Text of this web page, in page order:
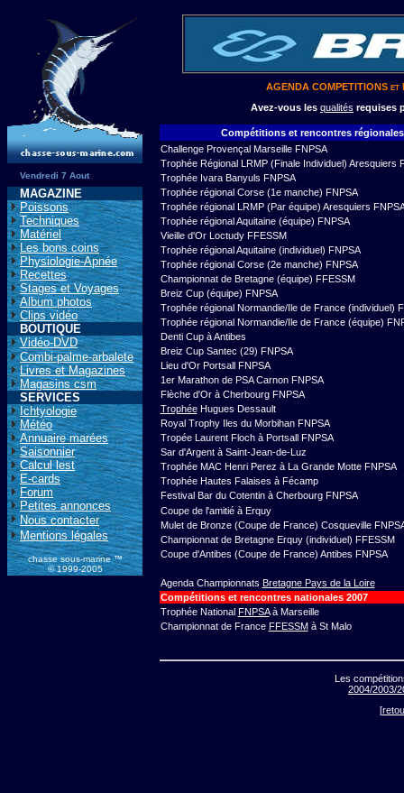
Vendredi 7 Aout
MAGAZINE
Poissons
Techniques
Matériel
Les bons coins
Physiologie-Apnée
Recettes
Stages et Voyages
Album photos
Clips vidéo
BOUTIQUE
Vidéo-DVD
Combi-palme-arbalete
Livres et Magazines
Magasins csm
SERVICES
Ichtyologie
Météo
Annuaire marées
Saisonnier
Calcul lest
E-cards
Forum
Petites annonces
Nous contacter
Mentions légales
chasse sous-marine ™
© 1999-2005
AGENDA COMPETITIONS et
Avez-vous les qualités requises
Compétitions et rencontres régionales
Challenge Provençal Marseille FNPSA
Trophée Régional LRMP (Finale Individuel) Aresquiers
Trophée Ivara Banyuls FNPSA
Trophée régional Corse (1e manche) FNPSA
Trophée régional LRMP (Par équipe) Aresquiers
Trophée régional Aquitaine (équipe) FNPSA
Vieille d'Or Loctudy FFESSM
Trophée régional Aquitaine (individuel) FNPSA
Trophée régional Corse (2e manche) FNPSA
Championnat de Bretagne (équipe) FFESSM
Breiz Cup (équipe) FNPSA
Trophée régional Normandie/Ile de France (individuel)
Trophée régional Normandie/Ile de France (équipe)
Denti Cup à Antibes
Breiz Cup Santec (29) FNPSA
Lieu d'Or Portsall FNPSA
1er Marathon de PSA Carnon FNPSA
Flèche d'Or à Cherbourg FNPSA
TrophéeHugues Dessault
Royal Trophy Iles du Morbihan FNPSA
Tropée Laurent Floch à Portsall FNPSA
Sar d'Argent à Saint-Jean-de-Luz
Trophée MAC Henri Perez à La Grande Motte FNPSA
Trophée Hautes Falaises à Fécamp
Festival Bar du Cotentin à Cherbourg FNPSA
Coupe de l'amitié à Erquy
Mulet de Bronze (Coupe de France) Cosqueville
Championnat de Bretagne Erquy (individuel) FFESSM
Coupe d'Antibes (Coupe de France) Antibes FNPSA
Agenda Championnats Bretagne Pays de la Loire
Compétitions et rencontres nationales 2007
Trophée National FNPSAà Marseille
Championnat de France FFESSMà St Malo
Les
2004/2003/
[